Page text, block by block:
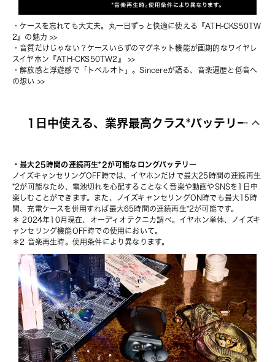
・ ケースを忘れても大丈夫。丸一日ずっと快適に使える『ATH-CKS50TW
2』の魅力 >>
・音質だけじゃない？ケースいらずのマグネット機能が画期的なワイヤレ
スイヤホン『ATH-CKS50TW2』
>>
・解放感と浮遊感で「トベルオト」。Sincereが語る、音楽遍歴と低音へ
の想い >>
1日中使える、業界最高クラス*バッテリー
・最大25時間の連続再生*2が可能なロングバッテリー
ノイズキャンセリングOFF時では、イヤホンだけで最大25時間の連続再生
*2が可能なため、電池切れを心配することなく音楽や動画やSNSを1日中
楽しむことができます。また、ノイズキャンセリングON時でも最大15時
間、充電ケースを併用すれば最大65時間の連続再生*2が可能です。
＊ 2024年10月現在、オーディオテクニカ調べ。イヤホン単体、ノイズキ
ャンセリング機能OFF時での使用において。
＊2 音楽再生時。使用条件により異なります。